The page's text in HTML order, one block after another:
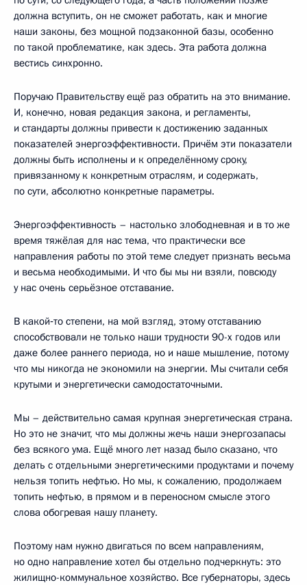
должна вступить, он не сможет работать, как и многие
наши законы, без мощной подзаконной базы, особенно
по такой проблематике, как здесь. Эта работа должна
вестись синхронно.
Поручаю Правительству ещё раз обратить на это внимание.
И, конечно, новая редакция закона, и регламенты,
и стандарты должны привести к достижению заданных
показателей энергоэффективности. Причём эти показатели
должны быть исполнены и к определённому сроку,
привязанному к конкретным отраслям, и содержать,
по сути, абсолютно конкретные параметры.
Энергоэффективность – настолько злободневная и в то же
время тяжёлая для нас тема, что практически все
направления работы по этой теме следует признать весьма
и весьма необходимыми. И что бы мы ни взяли, повсюду
у нас очень серьёзное отставание.
В какой‑то степени, на мой взгляд, этому отставанию
способствовали не только наши трудности 90-х годов или
даже более раннего периода, но и наше мышление, потому
что мы никогда не экономили на энергии. Мы считали себя
крутыми и энергетически самодостаточными.
Мы – действительно самая крупная энергетическая страна.
Но это не значит, что мы должны жечь наши энергозапасы
без всякого ума. Ещё много лет назад было сказано, что
делать с отдельными энергетическими продуктами и почему
нельзя топить нефтью. Но мы, к сожалению, продолжаем
топить нефтью, в прямом и в переносном смысле этого
слова обогревая нашу планету.
Поэтому нам нужно двигаться по всем направлениям,
но одно направление хотел бы отдельно подчеркнуть: это
жилищно-коммунальное хозяйство. Все губернаторы, здесь